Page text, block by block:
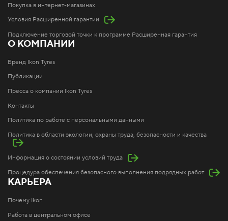
Покупка в интернет-магазинах
Условия Расширенной гарантии
Подключение торговой точки к программе Расширенная гарантия
О КОМПАНИИ
Бренд Ikon Tyres
Публикации
Пресса о компании Ikon Tyres
Контакты
Политика по работе с персональными данными
Политика в области экологии, охраны труда, безопасности и качества
Информация о состоянии условий труда
Процедура обеспечения безопасного выполнения подрядных работ
КАРЬЕРА
Почему Ikon
Работа в центральном офисе